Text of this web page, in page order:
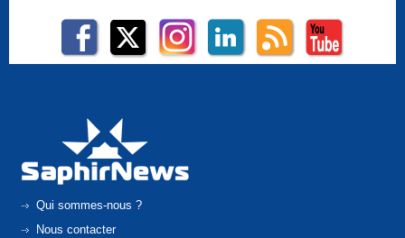
Qui sommes-nous ?
Nous contacter